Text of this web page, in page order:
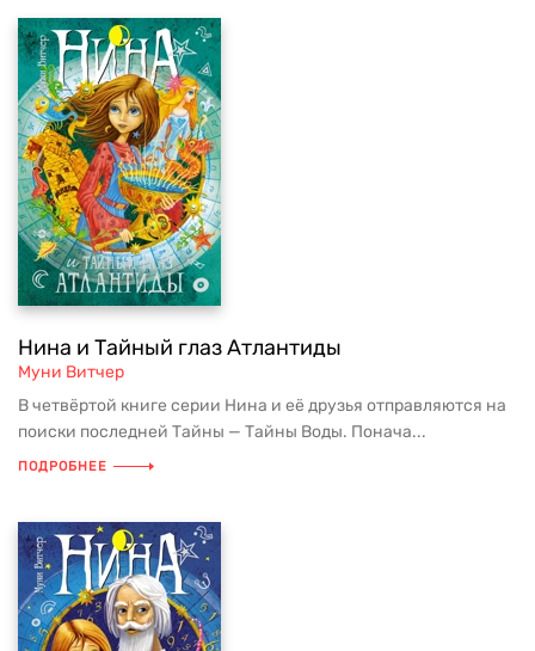
Нина и Тайный глаз Атлантиды
Муни Витчер
В четвёртой книге серии Нина и её друзья отправляются на
поиски последней Тайны — Тайны Воды. Понача...
ПОДРОБНЕЕ